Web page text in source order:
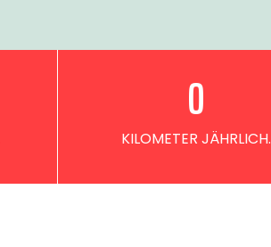
KILOMETER JÄHRLICH.
0